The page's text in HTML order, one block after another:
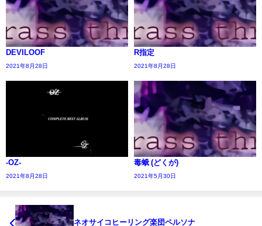
DEVILOOF
2021年8月28日
R指定
2021年8月28日
-OZ-
2021年8月28日
毒蛾 (どくが)
2021年5月30日
ネオサイコヒーリング楽団ペルソナ